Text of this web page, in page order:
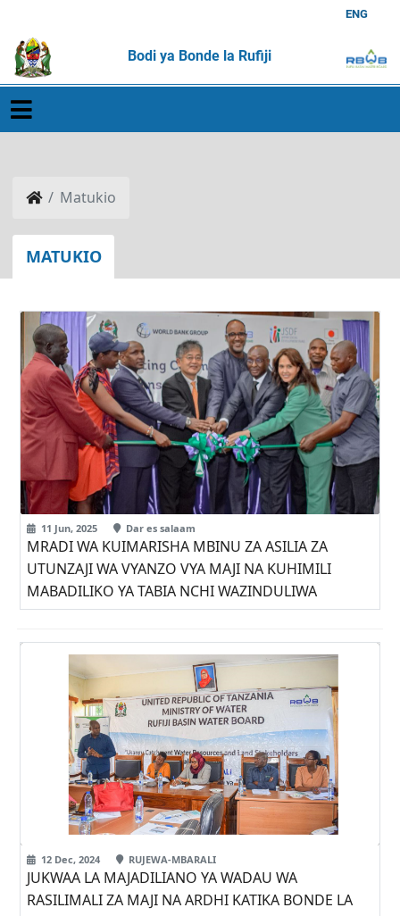
ENG
Bodi ya Bonde la Rufiji
Matukio
MATUKIO
11 Jun, 2025 Dar es salaam
MRADI WA KUIMARISHA MBINU ZA ASILIA ZA
UTUNZAJI WA VYANZO VYA MAJI NA KUHIMILI
MABADILIKO YA TABIA NCHI WAZINDULIWA
12 Dec, 2024 RUJEWA-MBARALI
JUKWAA LA MAJADILIANO YA WADAU WA
RASILIMALI ZA MAJI NA ARDHI KATIKA BONDE LA